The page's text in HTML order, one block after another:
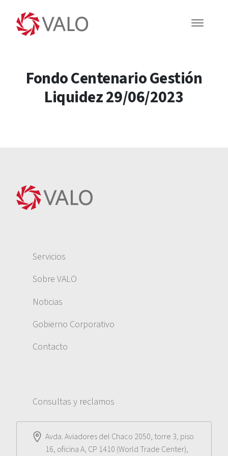
Fondo Centenario Gestión
Liquidez 29/06/2023
Servicios
Sobre VALO
Noticias
Gobierno Corporativo
Contacto
Consultas y reclamos
Avda. Aviadores del Chaco 2050, torre 3, piso
16, oficina A, CP 1410 (World Trade Center),